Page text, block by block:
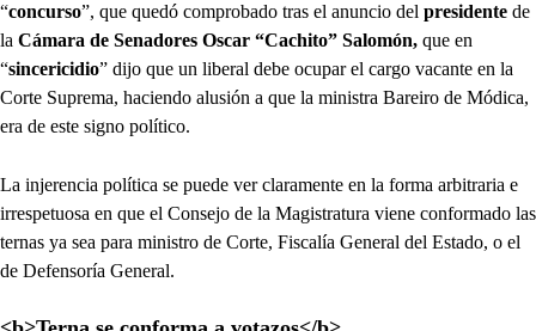
“concurso”, que quedó comprobado tras el anuncio del presidente de
la Cámara de Senadores Oscar “Cachito” Salomón, que en
“sincericidio” dijo que un liberal debe ocupar el cargo vacante en la
Corte Suprema, haciendo alusión a que la ministra Bareiro de Módica,
era de este signo político.
La injerencia política se puede ver claramente en la forma arbitraria e
irrespetuosa en que el Consejo de la Magistratura viene conformado las
ternas ya sea para ministro de Corte, Fiscalía General del Estado, o el
de Defensoría General.